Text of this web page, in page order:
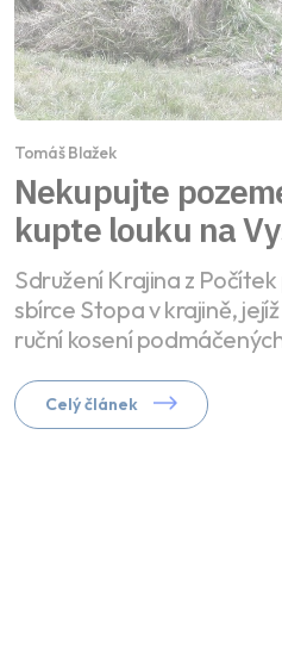
Tomáš Blažek
Nekupujte
kupte louku na
Sdružení Krajina z
sbírce Stopa v krajině,
ruční kosení
Celý článek